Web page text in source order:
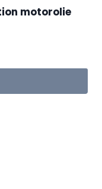
motorolie